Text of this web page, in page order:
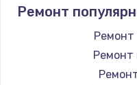
Ремонт
Ремонт
Ремонт